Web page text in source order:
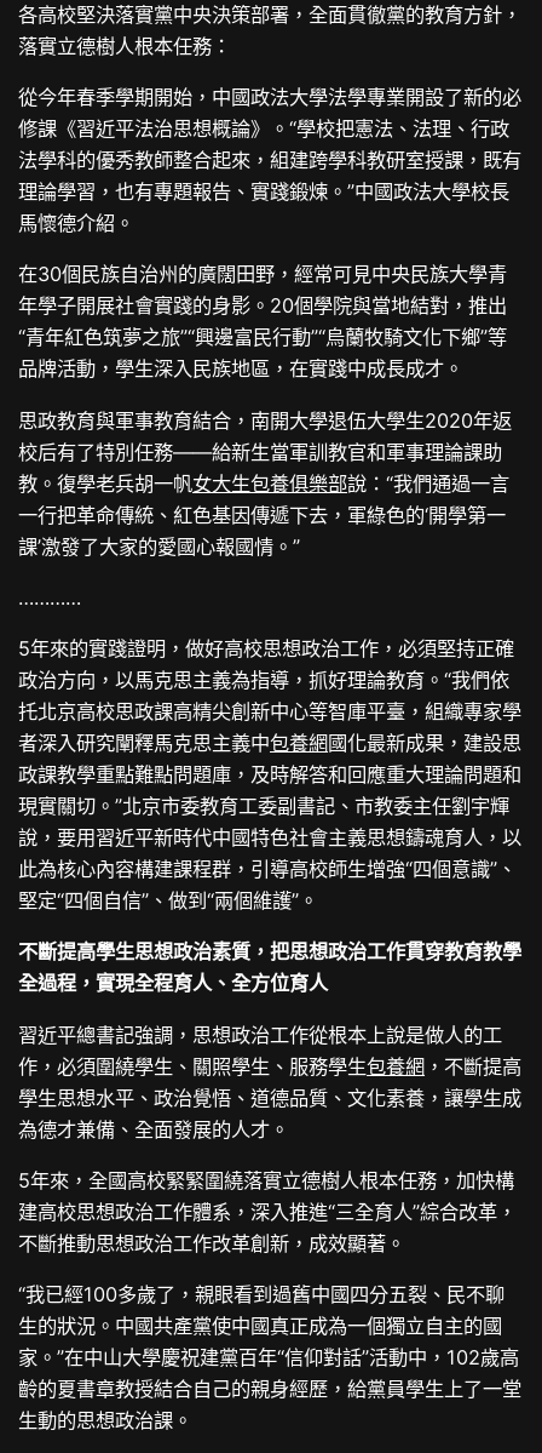
各高校堅決落實黨中央決策部署，全面貫徹黨的教育方針，
落實立德樹人根本任務：
從今年春季學期開始，中國政法大學法學專業開設了新的必
修課《習近平法治思想概論》。“學校把憲法、法理、行政
法學科的優秀教師整合起來，組建跨學科教研室授課，既有
理論學習，也有專題報告、實踐鍛煉。”中國政法大學校長
馬懷德介紹。
在30個民族自治州的廣闊田野，經常可見中央民族大學青
年學子開展社會實踐的身影。20個學院與當地結對，推出
“青年紅色筑夢之旅”“興邊富民行動”“烏蘭牧騎文化下鄉”等
品牌活動，學生深入民族地區，在實踐中成長成才。
思政教育與軍事教育結合，南開大學退伍大學生2020年返
校后有了特別任務——給新生當軍訓教官和軍事理論課助
教。復學老兵胡一帆女大生包養俱樂部說：“我們通過一言
一行把革命傳統、紅色基因傳遞下去，軍綠色的‘開學第一
課’激發了大家的愛國心報國情。”
…………
5年來的實踐證明，做好高校思想政治工作，必須堅持正確
政治方向，以馬克思主義為指導，抓好理論教育。“我們依
托北京高校思政課高精尖創新中心等智庫平臺，組織專家學
者深入研究闡釋馬克思主義中包養網國化最新成果，建設思
政課教學重點難點問題庫，及時解答和回應重大理論問題和
現實關切。”北京市委教育工委副書記、市教委主任劉宇輝
說，要用習近平新時代中國特色社會主義思想鑄魂育人，以
此為核心內容構建課程群，引導高校師生增強“四個意識”、
堅定“四個自信”、做到“兩個維護”。
不斷提高學生思想政治素質，把思想政治工作貫穿教育教學
全過程，實現全程育人、全方位育人
習近平總書記強調，思想政治工作從根本上說是做人的工
作，必須圍繞學生、關照學生、服務學生包養網 ，不斷提高
學生思想水平、政治覺悟、道德品質、文化素養，讓學生成
為德才兼備、全面發展的人才。
5年來，全國高校緊緊圍繞落實立德樹人根本任務，加快構
建高校思想政治工作體系，深入推進“三全育人”綜合改革，
不斷推動思想政治工作改革創新，成效顯著。
“我已經100多歲了，親眼看到過舊中國四分五裂、民不聊
生的狀況。中國共產黨使中國真正成為一個獨立自主的國
家。”在中山大學慶祝建黨百年“信仰對話”活動中，102歲高
齡的夏書章教授結合自己的親身經歷，給黨員學生上了一堂
生動的思想政治課。